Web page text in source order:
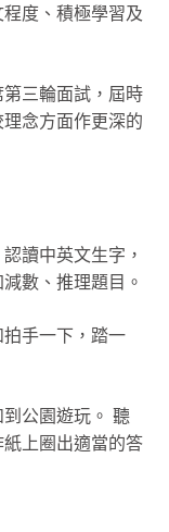
度、積極學習及
三輪面試，屆時
念方面作更深的
讀中英文生字，
數、推理題目。
手一下，踏一
公園遊玩。 聽
上圈出適當的答